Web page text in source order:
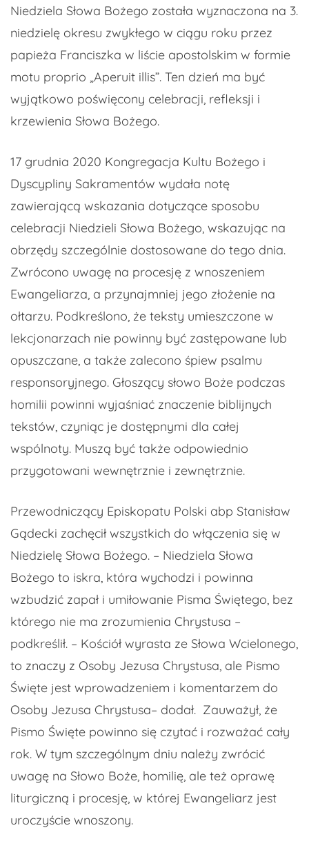
Niedziela Słowa Bożego została wyznaczona na 3.
niedzielę okresu zwykłego w ciągu roku przez
papieża Franciszka w liście apostolskim w formie
motu proprio „Aperuit illis”. Ten dzień ma być
wyjątkowo poświęcony celebracji, refleksji i
krzewienia Słowa Bożego.
17 grudnia 2020 Kongregacja Kultu Bożego i
Dyscypliny Sakramentów wydała notę
zawierającą wskazania dotyczące sposobu
celebracji Niedzieli Słowa Bożego, wskazując na
obrzędy szczególnie dostosowane do tego dnia.
Zwrócono uwagę na procesję z wnoszeniem
Ewangeliarza, a przynajmniej jego złożenie na
ołtarzu. Podkreślono, że teksty umieszczone w
lekcjonarzach nie powinny być zastępowane lub
opuszczane, a także zalecono śpiew psalmu
responsoryjnego. Głoszący słowo Boże podczas
homilii powinni wyjaśniać znaczenie biblijnych
tekstów, czyniąc je dostępnymi dla całej
wspólnoty. Muszą być także odpowiednio
przygotowani wewnętrznie i zewnętrznie.
Przewodniczący Episkopatu Polski abp Stanisław
Gądecki zachęcił wszystkich do włączenia się w
Niedzielę Słowa Bożego. – Niedziela Słowa
Bożego to iskra, która wychodzi i powinna
wzbudzić zapał i umiłowanie Pisma Świętego, bez
którego nie ma zrozumienia Chrystusa –
podkreślił. – Kościół wyrasta ze Słowa Wcielonego,
to znaczy z Osoby Jezusa Chrystusa, ale Pismo
Święte jest wprowadzeniem i komentarzem do
Osoby Jezusa Chrystusa– dodał. Zauważył, że
Pismo Święte powinno się czytać i rozważać cały
rok. W tym szczególnym dniu należy zwrócić
uwagę na Słowo Boże, homilię, ale też oprawę
liturgiczną i procesję, w której Ewangeliarz jest
uroczyście wnoszony.